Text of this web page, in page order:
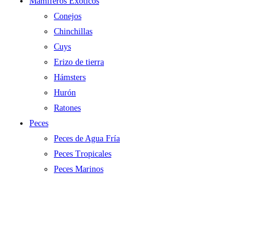
Conejos
Chinchillas
Cuys
Erizo de tierra
Hámsters
Hurón
Ratones
Peces
Peces de Agua Fría
Peces Tropicales
Peces Marinos